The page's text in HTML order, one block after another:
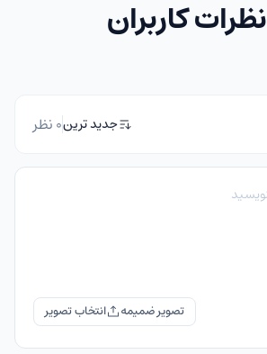
نظرات کاربران
جدید ترین0 نظر
تصویر ضمیمه